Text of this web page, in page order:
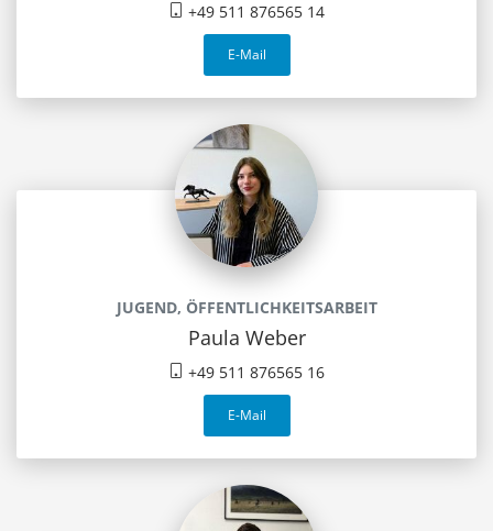
+49 511 876565 14
E-Mail
JUGEND, ÖFFENTLICHKEITSARBEIT
Paula Weber
+49 511 876565 16
E-Mail